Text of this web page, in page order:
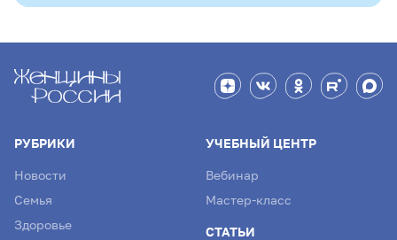
РУБРИКИ
Новости
Семья
Здоровье
УЧЕБНЫЙ ЦЕНТР
Вебинар
Мастер-класс
СТАТЬИ